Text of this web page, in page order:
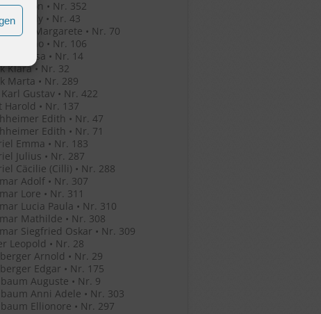
Simon • Nr. 352
Witaly • Nr. 43
Eva Margarete • Nr. 70
Bruno • Nr. 106
Rosa • Nr. 14
Klara • Nr. 32
Marta • Nr. 289
Karl Gustav • Nr. 422
Harold • Nr. 137
Edith • Nr. 47
Edith • Nr. 71
Emma • Nr. 183
Julius • Nr. 287
Cäcilie (Cilli) • Nr. 288
Adolf • Nr. 307
Lore • Nr. 311
Lucia Paula • Nr. 310
Mathilde • Nr. 308
Siegfried Oskar • Nr. 309
Leopold • Nr. 28
Arnold • Nr. 29
Edgar • Nr. 175
Auguste • Nr. 9
Anni Adele • Nr. 303
Ellionore • Nr. 297